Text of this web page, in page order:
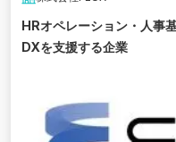
HRオペレーション・人事
DXを支援する企業